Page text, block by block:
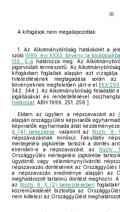
III.
A kifogások nem megalapozottak.
1. Az Alkotmánybíróság hatáskörét a
szóló1989. évi XXXII. törvény (a
130. §-a határozza meg. Az
jogorvoslati természetű. Az
kifogásban foglaltak alapján azt
hitelesítésének megtagadása során az
törvényeknek megfelelően járt-e el [63/
342, 344.]. Az Alkotmánybíróság feladatát
jogállásával és rendeltetésével
határozat , ABH 1999, 251, 256.].
Ebben az ügyben a népszavazást az
alapján országgyűlési képviselők
képviselők egyharmada által
§ (4) bekezdése , valamint az Nsztv. 9.
népszavazásnak minősül. Fakultatív
mérlegelési jogkörébe tartozik a döntés
elrendeli-e a népszavazást, az Nsztv.
Országgyűlés mérlegelési jogkörébe
ügydöntő vagy véleménynyilvánító
népszavazás döntésének az Országgyűlés
a népszavazás eredménye alapján az
meghatározott tartalmú döntést meghozni.
az Nsztv. 8. § (2) bekezdésében
közreműködését biztosítja az
nem kötelezi az Országgyűlést